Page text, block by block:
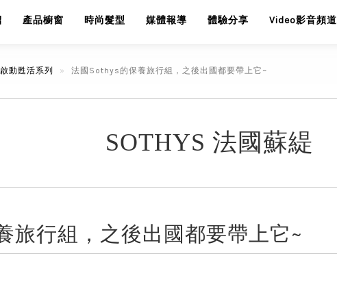
產品櫥窗 時尚髮型 媒體報導 體驗分享 Video影音頻道
啟動甦活系列 法國Sothys的保養旅行組，之後出國都要帶上它~
SOTHYS 法國蘇緹
旅行組，之後出國都要帶上它~